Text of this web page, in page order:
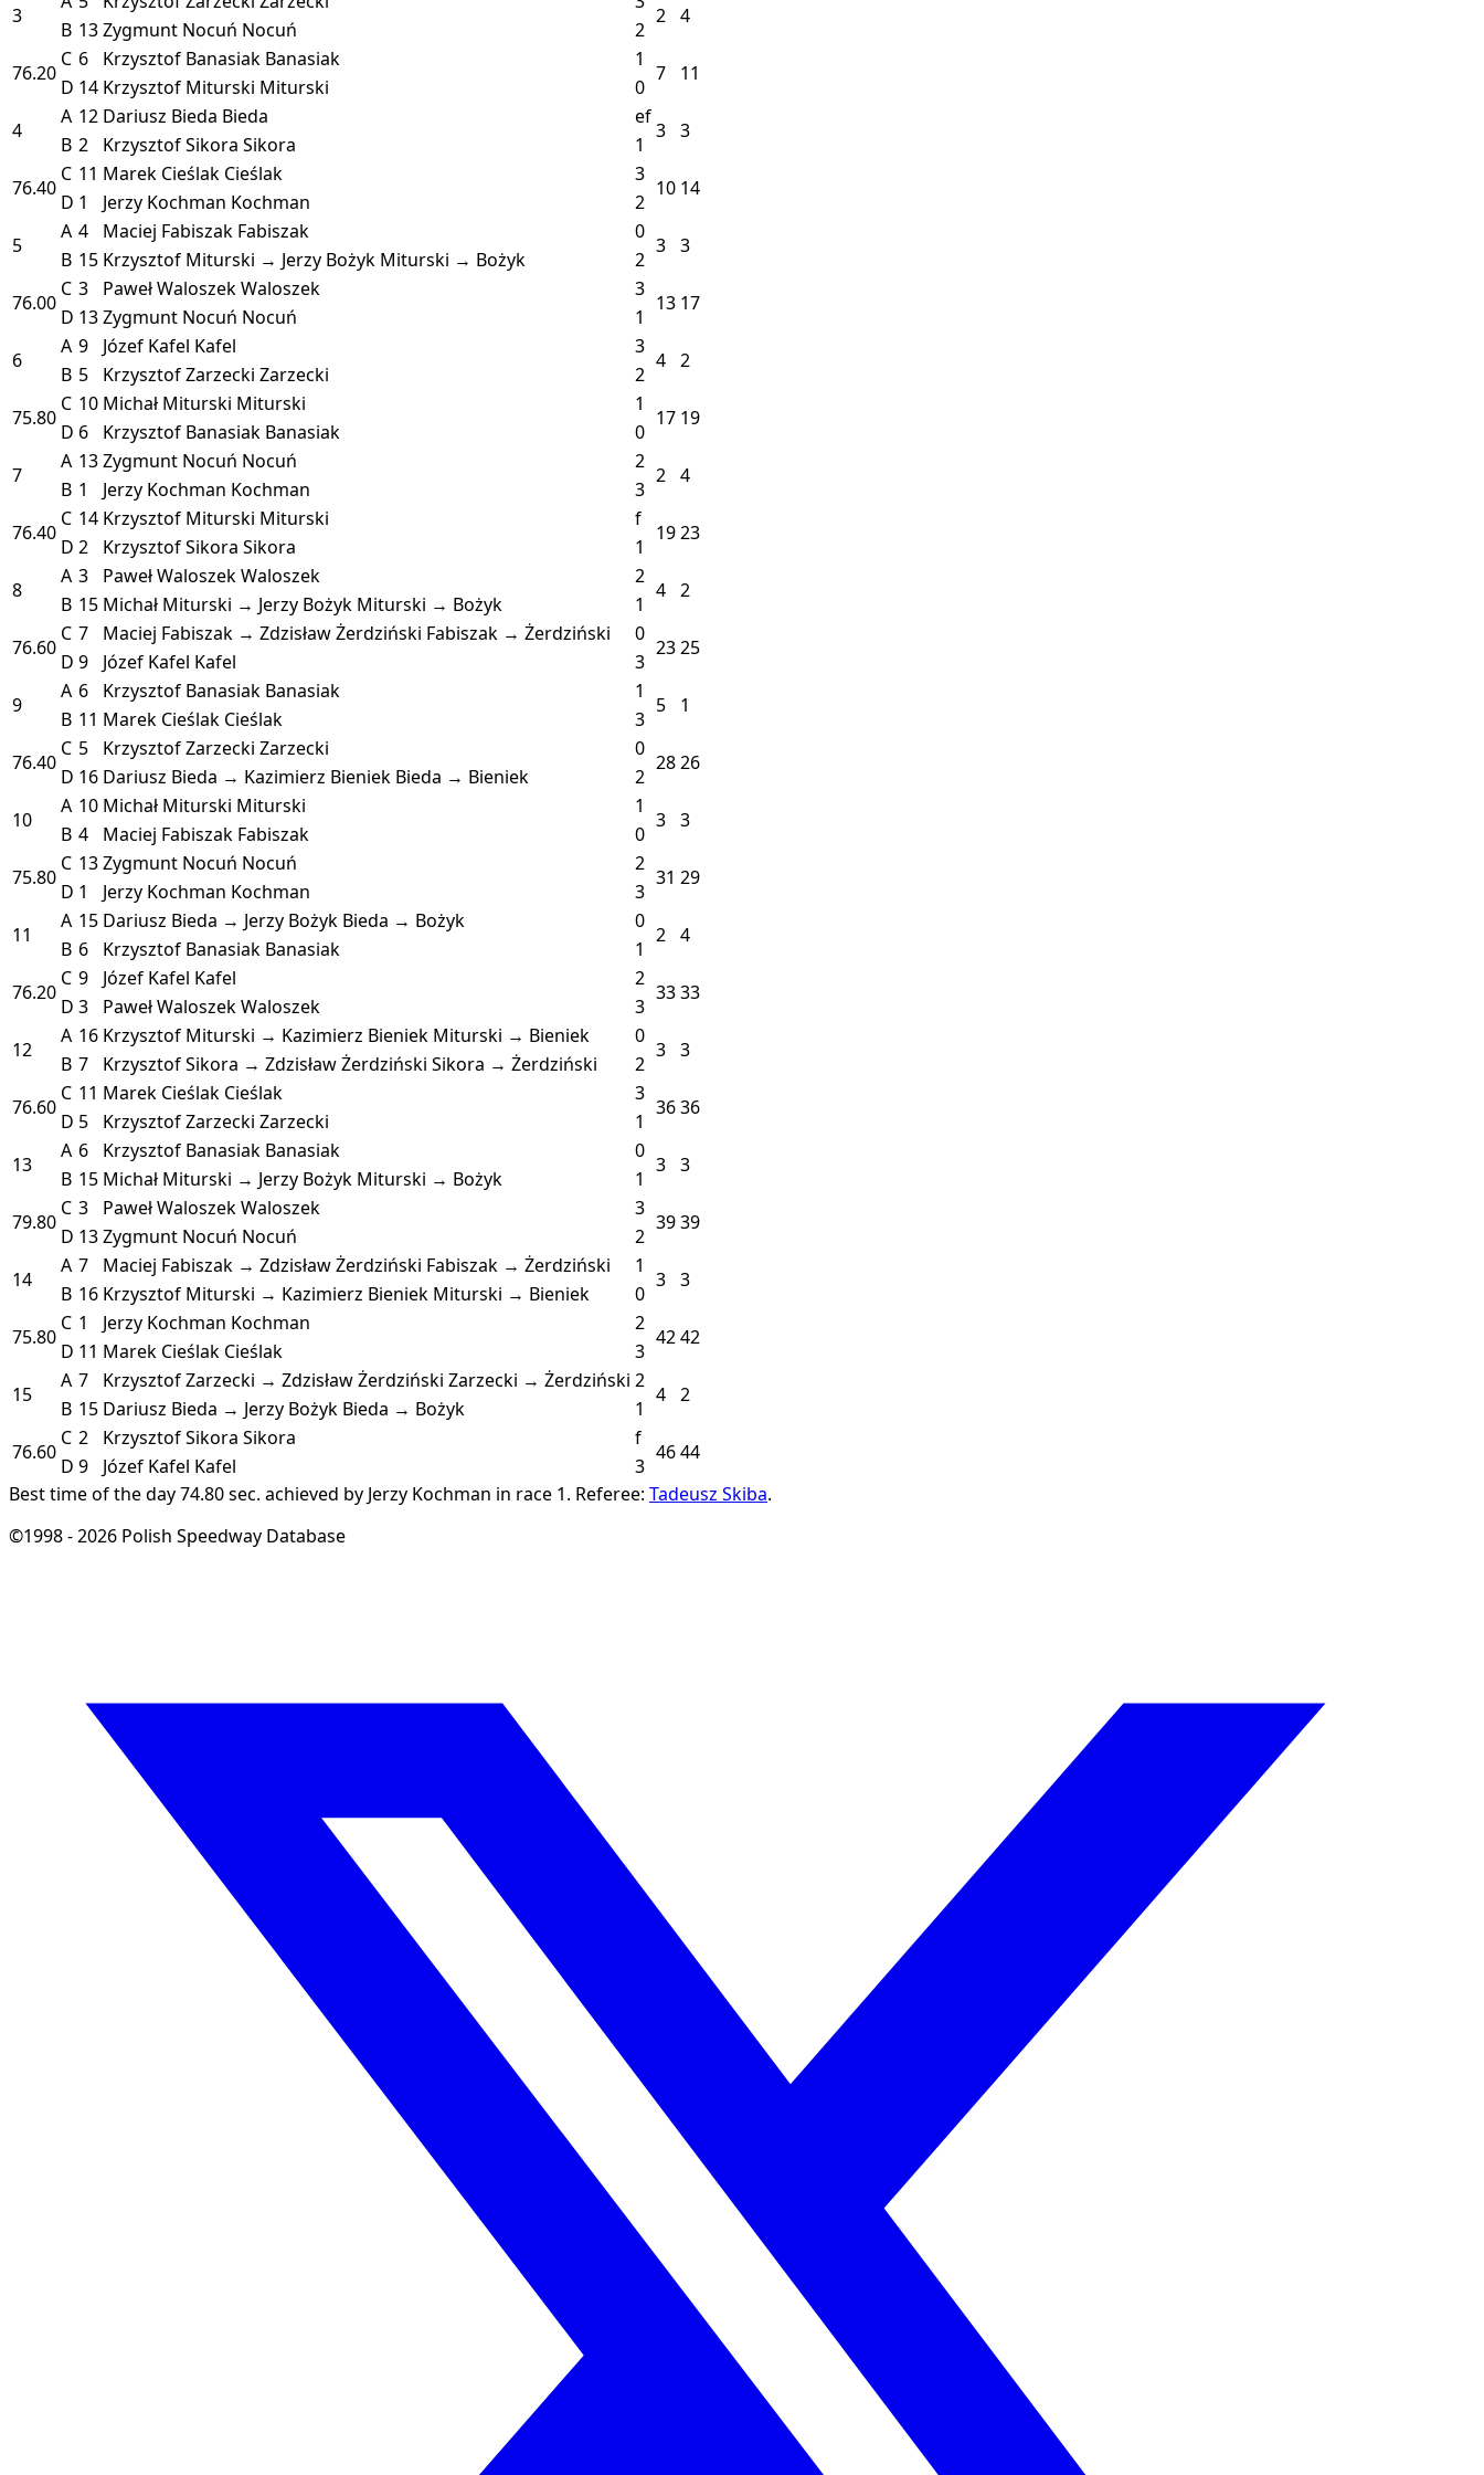
3
2 4
B 13Zygmunt Nocuń Nocuń
2
76.20
C 6 Krzysztof Banasiak Banasiak 1
7 11
D 14 Krzysztof Miturski Miturski
0
4
A 12 Dariusz Bieda Bieda ef
3 3
B 2 Krzysztof Sikora Sikora
1
76.40
C 11 Marek Cieślak Cieślak 3
10 14
D 1 Jerzy Kochman Kochman
2
5
A 4 Maciej Fabiszak Fabiszak 0
3 3
B 15 Krzysztof Miturski → Jerzy Bożyk Miturski → Bożyk
2
76.00
C 3 Paweł WaloszekWaloszek 3
13 17
D 13Zygmunt Nocuń Nocuń
1
6
A 9 Józef Kafel Kafel 3
4 2
B 5 Krzysztof Zarzecki Zarzecki
2
75.80
C 10 Michał Miturski Miturski 1
17 19
D 6 Krzysztof Banasiak Banasiak
0
7
A 13Zygmunt Nocuń Nocuń 2
2 4
B 1 Jerzy Kochman Kochman
3
76.40
C 14 Krzysztof Miturski Miturski f
1923
D 2 Krzysztof Sikora Sikora
1
8
A 3 Paweł WaloszekWaloszek 2
4 2
B 15 Michał Miturski → Jerzy Bożyk Miturski → Bożyk
1
76.60
C 7 Maciej Fabiszak → Zdzisław Żerdziński Fabiszak → Żerdziński 0
2325
D 9 Józef Kafel Kafel
3
9
A 6 Krzysztof Banasiak Banasiak 1
5 1
B 11 Marek Cieślak Cieślak
3
76.40
C 5 Krzysztof Zarzecki Zarzecki 0
2826
D 16 Dariusz Bieda → Kazimierz Bieniek Bieda → Bieniek
2
10
A 10 Michał Miturski Miturski 1
3 3
B 4 Maciej Fabiszak Fabiszak
0
75.80
C 13Zygmunt Nocuń Nocuń 2
31 29
D 1 Jerzy Kochman Kochman
3
11
A 15 Dariusz Bieda → Jerzy Bożyk Bieda → Bożyk 0
2 4
B 6 Krzysztof Banasiak Banasiak
1
76.20
C 9 Józef Kafel Kafel 2
3333
D 3 Paweł WaloszekWaloszek
3
12
A 16 Krzysztof Miturski → Kazimierz Bieniek Miturski → Bieniek 0
3 3
B 7 Krzysztof Sikora → Zdzisław Żerdziński Sikora → Żerdziński
2
76.60
C 11 Marek Cieślak Cieślak 3
3636
D 5 Krzysztof Zarzecki Zarzecki
1
13
A 6 Krzysztof Banasiak Banasiak 0
3 3
B 15 Michał Miturski → Jerzy Bożyk Miturski → Bożyk
1
79.80
C 3 Paweł WaloszekWaloszek 3
3939
D 13Zygmunt Nocuń Nocuń
2
14
A 7 Maciej Fabiszak → Zdzisław Żerdziński Fabiszak → Żerdziński 1
3 3
B 16 Krzysztof Miturski → Kazimierz Bieniek Miturski → Bieniek
0
75.80
C 1 Jerzy Kochman Kochman 2
4242
D 11 Marek Cieślak Cieślak
3
15
A 7 Krzysztof Zarzecki → Zdzisław Żerdziński Zarzecki → Żerdziński 2
4 2
B 15 Dariusz Bieda → Jerzy Bożyk Bieda → Bożyk
1
76.60
C 2 Krzysztof Sikora Sikora f
4644
D 9 Józef Kafel Kafel
3
Best time of the day 74.80 sec. achieved by Jerzy Kochman in race 1. Referee: Tadeusz Skiba.
©1998 - 2026 Polish Speedway Database